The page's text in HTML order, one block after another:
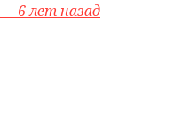
6 лет назад